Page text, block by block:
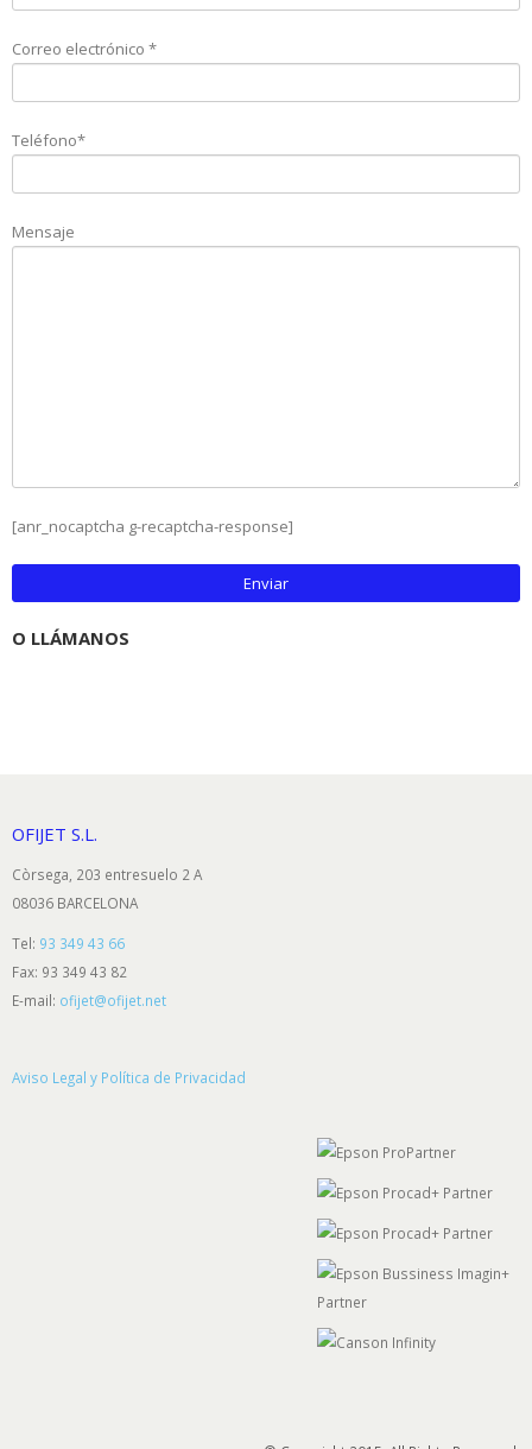
Correo electrónico *
Teléfono*
Mensaje
[anr_nocaptcha g-recaptcha-response]
O LLÁMANOS
OFIJET S.L.
Còrsega, 203 entresuelo 2 A
08036 BARCELONA
Tel: 93 349 43 66
Fax: 93 349 43 82
E-mail: ofijet@ofijet.net
Aviso Legal y Política de Privacidad